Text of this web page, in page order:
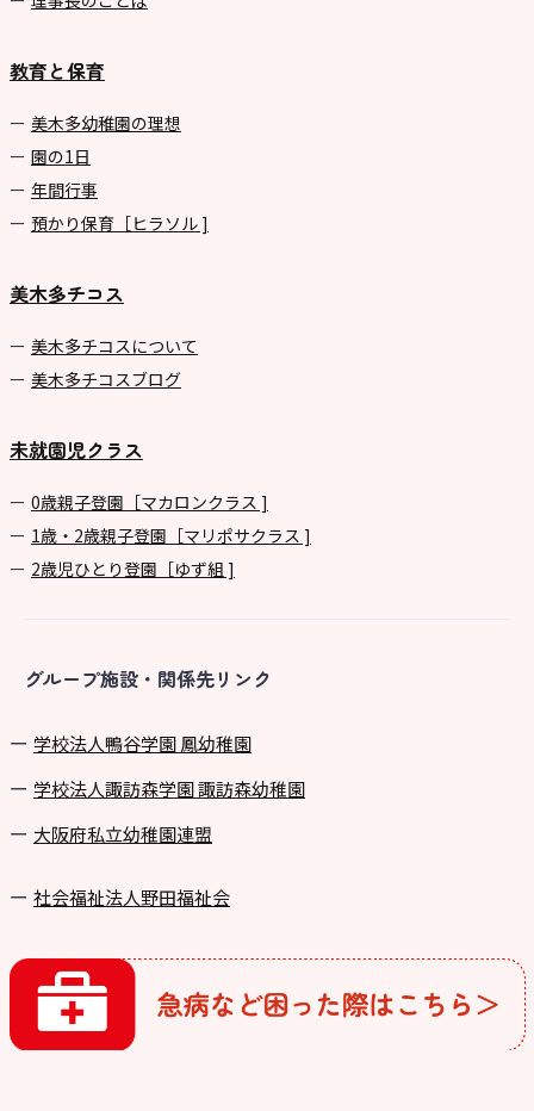
教育と保育
美⽊多幼稚園の理想
園の1⽇
年間⾏事
預かり保育［ヒラソル ]
美木多チコス
美⽊多チコスについて
美⽊多チコスブログ
未就園児クラス
0歳親子登園［マカロンクラス ]
1歳・2歳親子登園［マリポサクラス ]
2歳児ひとり登園［ゆず組 ]
グループ施設・関係先リンク
学校法⼈鴨⾕学園 鳳幼稚園
学校法⼈諏訪森学園 諏訪森幼稚園
⼤阪府私⽴幼稚園連盟
社会福祉法人野田福祉会